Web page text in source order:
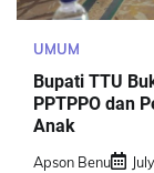
UMUM
Bupati TTU
PPTPPO dan
Anak
Apson Benu